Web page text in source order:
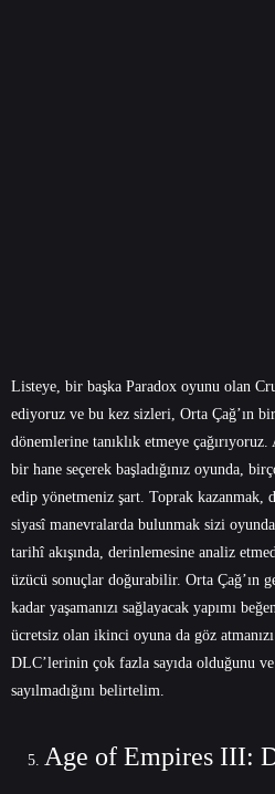
Listeye, bir başka Paradox oyunu olan
ediyoruz ve bu kez sizleri, Orta Çağ’ın
dönemlerine tanıklık etmeye
bir hane seçerek başladığınız oyunda,
edip yönetmeniz şart. Toprak kazanmak,
siyasî manevralarda bulunmak sizi
tarihî akışında, derinlemesine analiz
üzücü sonuçlar doğurabilir. Orta Çağ’ın
kadar yaşamanızı sağlayacak yapımı
ücretsiz olan ikinci oyuna da göz
DLC’lerinin çok fazla sayıda olduğunu
sayılmadığını belirtelim.
Age of Empires III: